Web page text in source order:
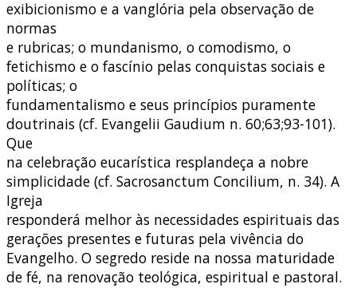
exibicionismo e a vanglória pela observação de
normas
e rubricas; o mundanismo, o comodismo, o
fetichismo e o fascínio pelas conquistas sociais e
políticas; o
fundamentalismo e seus princípios puramente
doutrinais (cf. Evangelii Gaudium n. 60;63;93-101).
Que
na celebração eucarística resplandeça a nobre
simplicidade (cf. Sacrosanctum Concilium, n. 34). A
Igreja
responderá melhor às necessidades espirituais das
gerações presentes e futuras pela vivência do
Evangelho. O segredo reside na nossa maturidade
de fé, na renovação teológica, espiritual e pastoral.